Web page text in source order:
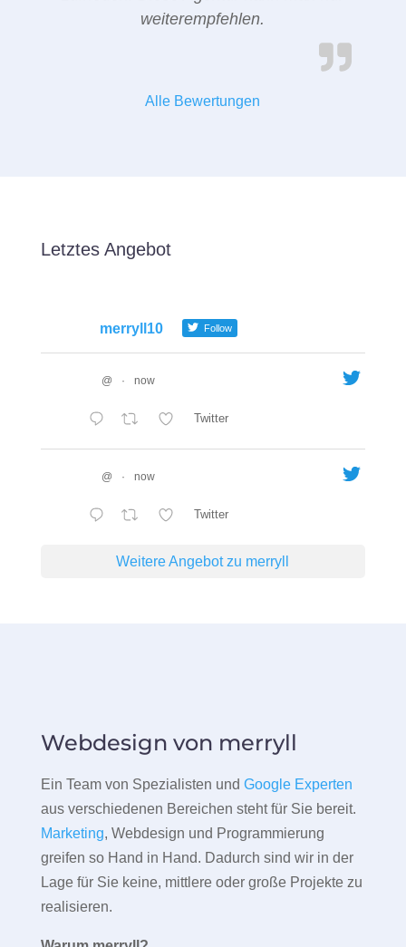
weiterempfehlen.
Alle Bewertungen
Letztes Angebot
merryll10 Follow
@ · now
Twitter
@ · now
Twitter
Weitere Angebot zu merryll
Webdesign von merryll
Ein Team von Spezialisten und Google Experten
aus verschiedenen Bereichen steht für Sie bereit.
Marketing, Webdesign und Programmierung
greifen so Hand in Hand. Dadurch sind wir in der
Lage für Sie keine, mittlere oder große Projekte zu
realisieren.